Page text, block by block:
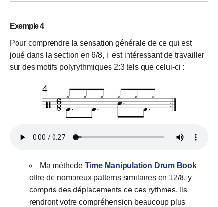
Exemple 4
Pour comprendre la sensation générale de ce qui est
joué dans la section en 6/8, il est intéressant de travailler
sur des motifs polyrythmiques 2:3 tels que celui-ci :
Ma méthode Time Manipulation Drum Book
offre de nombreux patterns similaires en 12/8, y
compris des déplacements de ces rythmes. Ils
rendront votre compréhension beaucoup plus